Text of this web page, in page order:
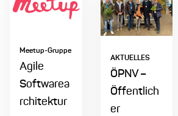
Meetup-Gruppe
Agile
Softwarea
rchitektur
AKTUELLES
ÖPNV –
Öffentlich
er